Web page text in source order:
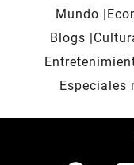
Mundo
Blogs
Especiales